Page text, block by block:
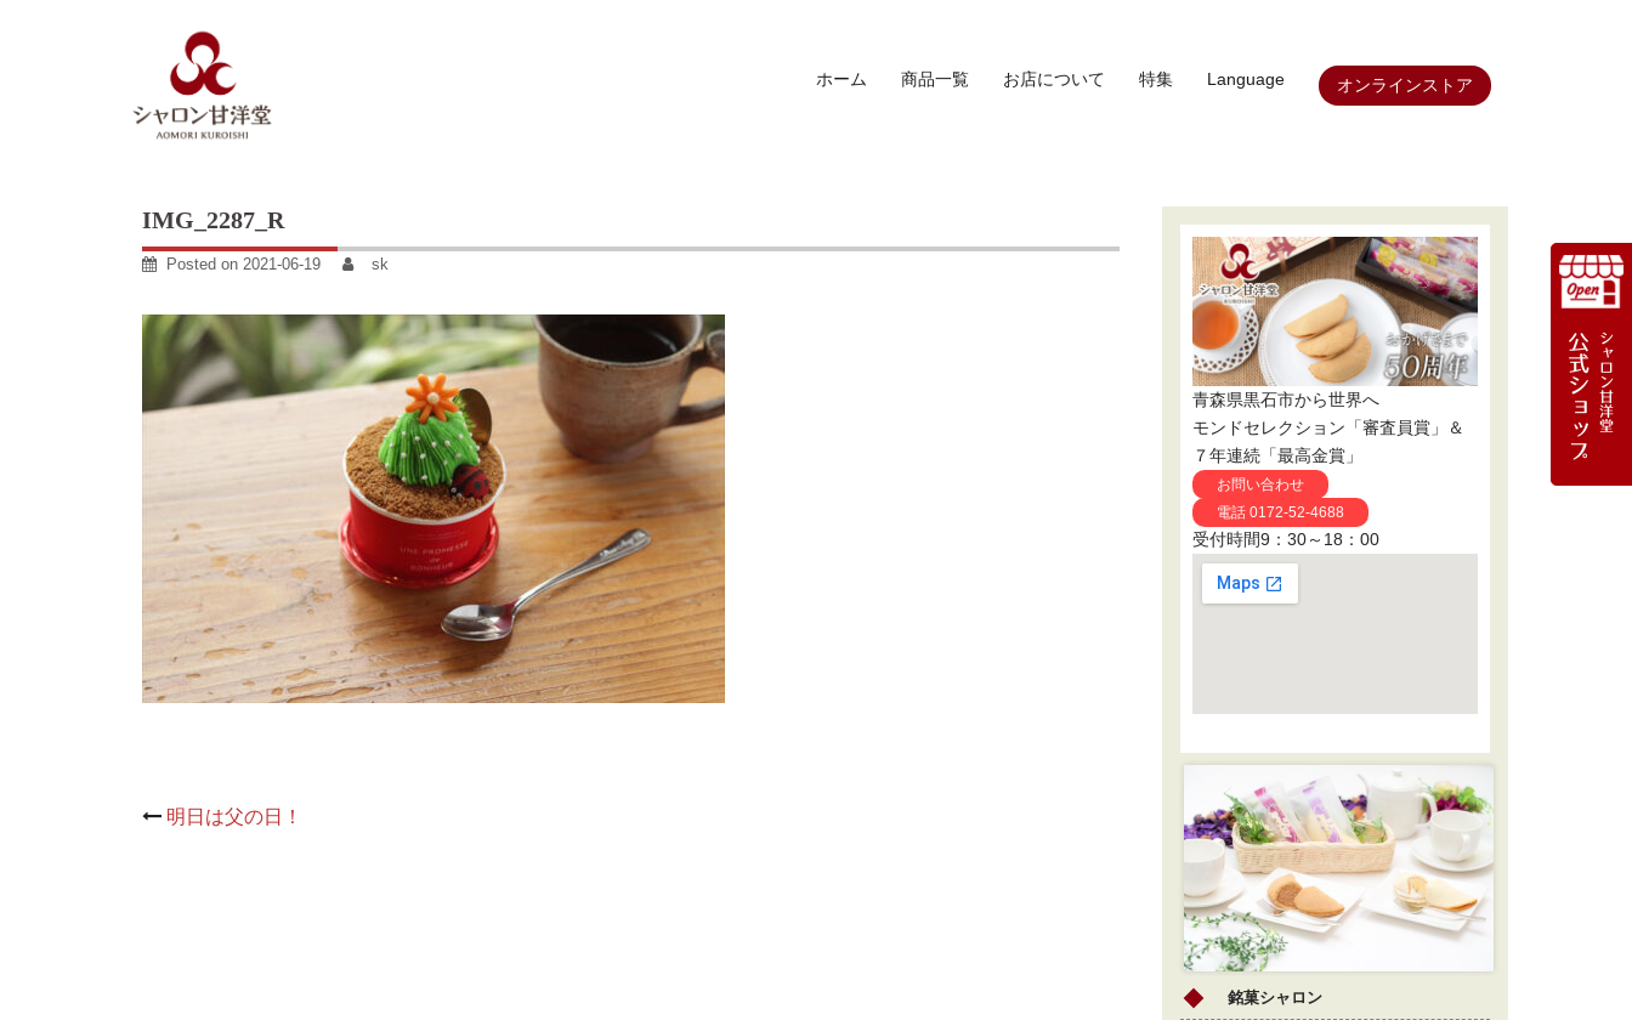
ホーム 商品一覧 お店について 特集 Language オンラインストア
IMG_2287_R
Posted on 2021-06-19 sk
Post
明日は父の日！
青森県黒石市から世界へ
モンドセレクション「審査員賞」＆
７年連続「最高金賞」
お問い合わせ
電話 0172-52-4688
受付時間9：30～18：00
銘菓シャロン